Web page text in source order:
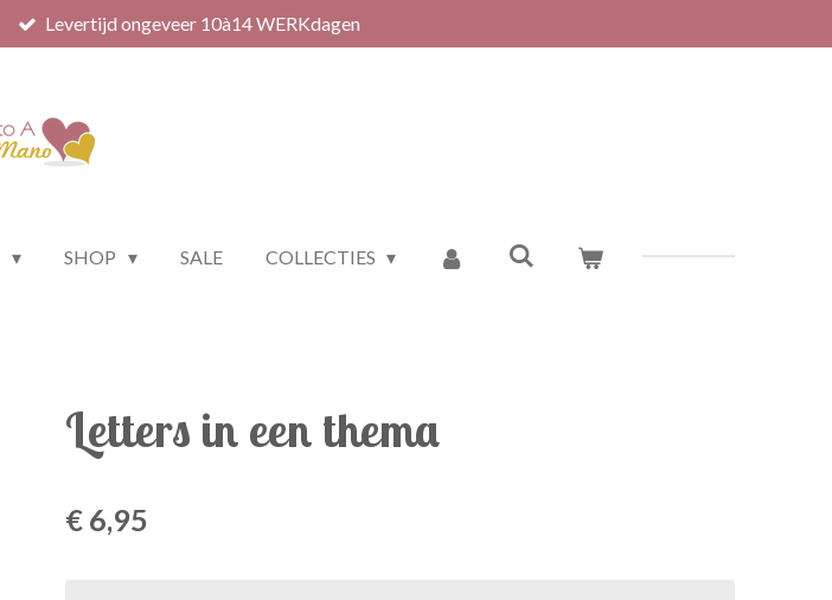
Levertijd ongeveer 10à14 WERKdagen
SHOP SALE COLLECTIES
Letters in een thema
€ 6,95